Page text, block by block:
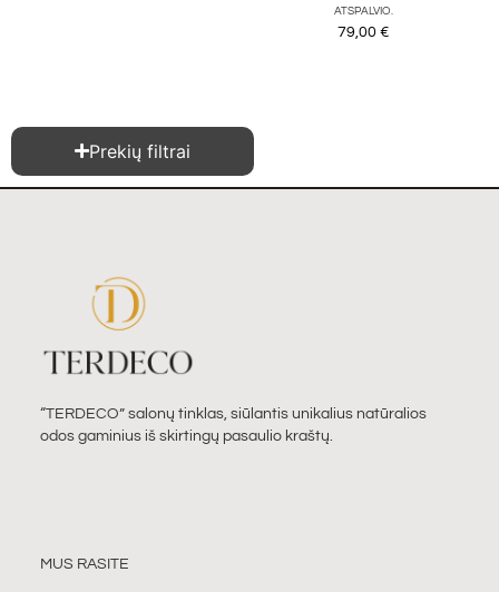
ATSPALVIO.
79,00 €
Prekių filtrai
“TERDECO” salonų tinklas, siūlantis unikalius natūralios
odos gaminius iš skirtingų pasaulio kraštų.
MUS RASITE